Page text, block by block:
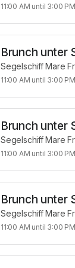
11:00 AM until 3:00 PM
Brunch unter
Segelschiff Mare
11:00 AM until 3:00 PM
Brunch unter
Segelschiff Mare
11:00 AM until 3:00 PM
Brunch unter
Segelschiff Mare
11:00 AM until 3:00 PM